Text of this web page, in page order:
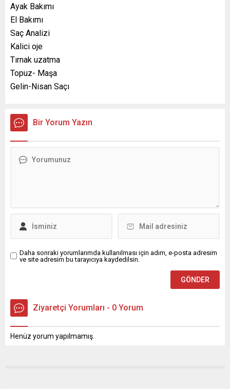
Ayak Bakımı
El Bakımı
Saç Analizi
Kalici oje
Tırnak uzatma
Topuz- Maşa
Gelin-Nisan Saçı
Bir Yorum Yazın
Daha sonraki yorumlarımda kullanılması için adım, e-posta adresim
ve site adresim bu tarayıcıya kaydedilsin.
Ziyaretçi Yorumları - 0 Yorum
Henüz yorum yapılmamış.